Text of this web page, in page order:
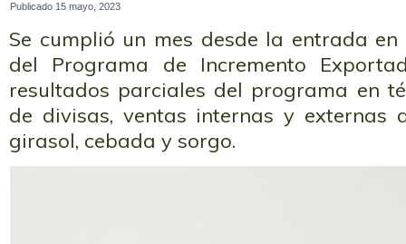
Publicado 15 mayo, 2023
Se cumplió un mes desde la entrada
del Programa de Incremento
resultados parciales del programa en
de divisas, ventas internas y externas
girasol, cebada y sorgo.